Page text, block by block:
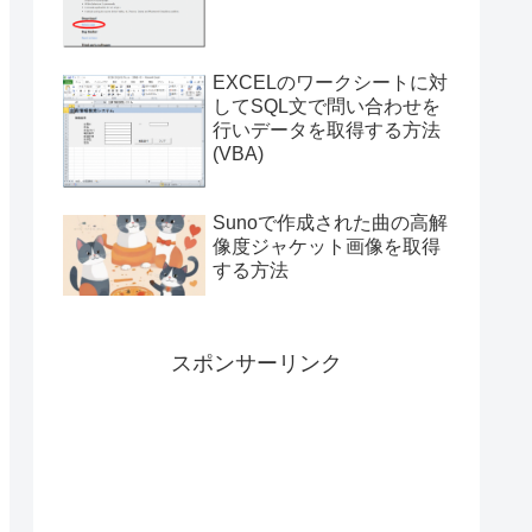
EXCELのワークシートに対
してSQL文で問い合わせを
行いデータを取得する方法
(VBA)
Sunoで作成された曲の高解
像度ジャケット画像を取得
する方法
スポンサーリンク